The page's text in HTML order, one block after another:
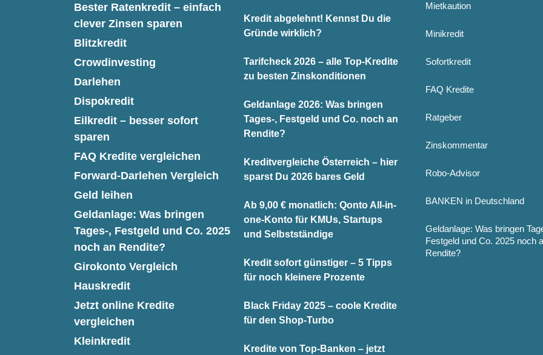
Bester Ratenkredit – einfach
clever Zinsen sparen
Blitzkredit
Crowdinvesting
Darlehen
Dispokredit
Eilkredit – besser sofort
sparen
FAQ Kredite vergleichen
Forward-Darlehen Vergleich
Geld leihen
Geldanlage: Was bringen
Tages-, Festgeld und Co. 2025
noch an Rendite?
Girokonto Vergleich
Hauskredit
Jetzt online Kredite
vergleichen
Kleinkredit
Kredit abgelehnt! Kennst Du die
Gründe wirklich?
Tarifcheck 2026 – alle Top-Kredite
zu besten Zinskonditionen
Geldanlage 2026: Was bringen
Tages-, Festgeld und Co. noch an
Rendite?
Kreditvergleiche Österreich – hier
sparst Du 2026 bares Geld
Ab 9,00 € monatlich: Qonto All-in-
one-Konto für KMUs, Startups
und Selbstständige
Kredit sofort günstiger – 5 Tipps
für noch kleinere Prozente
Black Friday 2025 – coole Kredite
für den Shop-Turbo
Kredite von Top-Banken – jetzt
Mietkaution
Minikredit
Sofortkredit
FAQ Kredite
Ratgeber
Zinskommentar
Robo-Advisor
BANKEN in Deutschland
Geldanlage: Was bringen
Festgeld und Co. 2025 noch
Rendite?